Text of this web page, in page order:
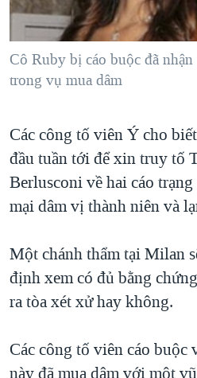
"Tìm"NGƯỜI VIỆT HẢI NGOẠI
ĐỜI SỐNG
SỨC KHOẺ
VĂN HOÁ
THỂ THAO
GIÁO DỤC
TẠI
HÀNH TRÌNH BẦU CỬ 2024
MỘT NĂM CHIẾN TRANH TẠI
GIẢI MÃ VÀNH ĐAI & CON
TRỊNH VĨNH BÌNH - NGƯỜI HẠ
GROUND ZERO – XƯA VÀ NAY
CHI PHÍ CHIẾN TRANH
THƯỢNG ĐỈNH TRUMP-KIM
TRỊNH VĨNH BÌNH VS. CHÍNH
BÊN KIA QUỐC LỘ: TIẾNG
VIDEO
NGHE
MẠNG XÃ HỘI
Ngôn ngữ khác
Cô Ruby bị cáo buộc đã
trong vụ mua dâm
Các công tố viên Ý cho
đầu tuần tới để xin truy tố
Berlusconi về hai cáo
mại dâm vị thành niên và
Một chánh thẩm tại Milan
định xem có đủ bằng
ra tòa xét xử hay không.
Các công tố viên cáo
này đã mua dâm với một